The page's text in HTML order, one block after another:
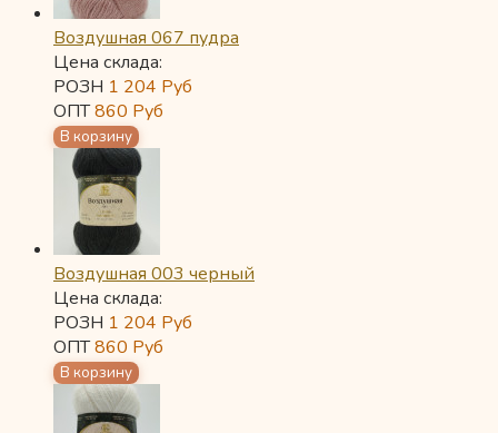
Воздушная 067 пудра
Цена склада:
РОЗН 1 204 Руб
ОПТ860 Руб
Воздушная 003 черный
Цена склада:
РОЗН 1 204 Руб
ОПТ860 Руб